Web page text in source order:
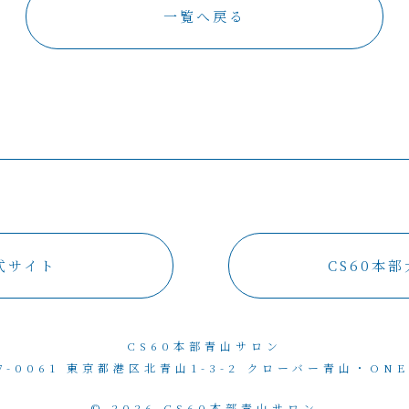
一覧へ戻る
イト CS60本部
CS60本部青山サロン
0061 東京都港区北青山1-3-2
クローバー青山・